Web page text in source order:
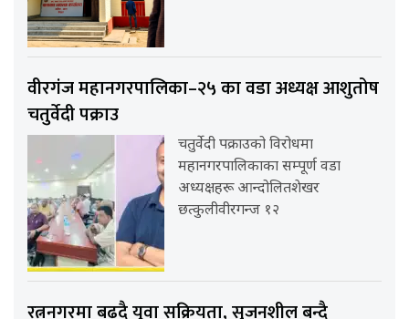
वीरगंज महानगरपालिका–२५ का वडा अध्यक्ष आशुतोष
चतुर्वेदी पक्राउ
चतुर्वेदी पक्राउको विरोधमा
महानगरपालिकाका सम्पूर्ण वडा
अध्यक्षहरू आन्दोलितशेखर
छत्कुलीवीरगन्ज १२
रत्ननगरमा बढ्दै युवा सक्रियता, सृजनशील बन्दै